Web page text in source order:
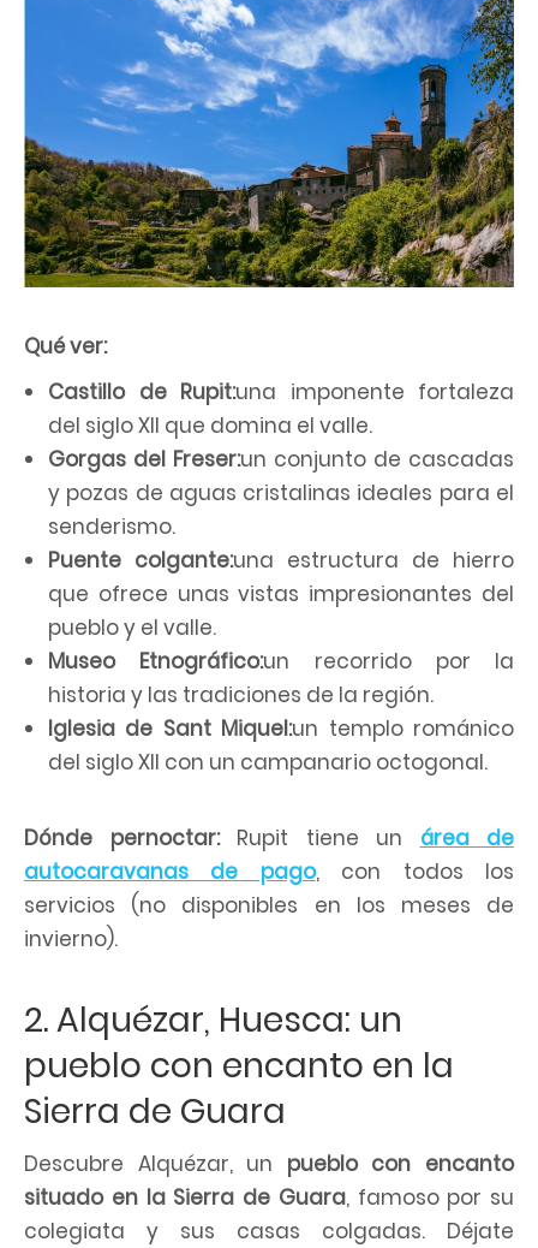
Qué ver:
Castillo de Rupit:una imponente fortaleza
del siglo XII que domina el valle.
Gorgas del Freser:un conjunto de cascadas
y pozas de aguas cristalinas ideales para el
senderismo.
Puente colgante:una estructura de hierro
que ofrece unas vistas impresionantes del
pueblo y el valle.
Museo Etnográfico:un recorrido por la
historia y las tradiciones de la región.
Iglesia de Sant Miquel:un templo románico
del siglo XII con un campanario octogonal.
Dónde pernoctar:Rupit tiene un área de
autocaravanas de pago, con todos los
servicios (no disponibles en los meses de
invierno).
2. Alquézar, Huesca: un
pueblo con encanto en la
Sierra de Guara
Descubre Alquézar, un pueblo con encanto
situado en la Sierra de Guara, famoso por su
colegiata y sus casas colgadas. Déjate